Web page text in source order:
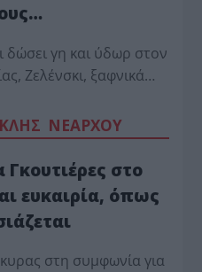
γη και ύδωρ στον
Ζελένσκι, ξαφνικά…
ΝΕΑΡΧΟΥ
στο
ευκαιρία, όπως
στη συμφωνία για